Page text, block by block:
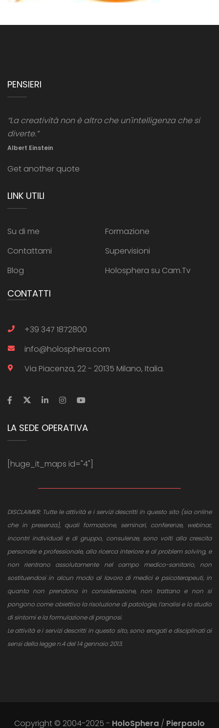
PENSIERI
“La creatività non è altro che un'intelligenza che si
diverte.”
Albert Einstein
Get another quote
LINK UTILI
Su di me
Formazione
Contattami
Supervisioni
Blog
Holosphera su Cam.Tv
CONTATTI
+39 347 1872800
info@holosphera.com
Via Piacenza, 22 - 20135 Milano, Italia.
LA SEDE OPERATIVA
[huge_it_maps id="4"]
DISCLAIMER: Tutte le attività e i servizi descritti in questo sito (sia online
che in presenza), quali formazione, seminari, conferenze, webinar,
incontri individuali e di gruppo, consulenze, sono volti alla crescita
personale e professionale, alla ricerca interiore e al problem solving, e
non rientrano assolutamente nel campo medico-sanitario, non
sostituendosi in alcun modo al lavoro di medici e psicoterapeuti, in
quanto non prendono in considerazione, non trattano e non si
pongono come obiettivo la risoluzione di patologie, l’analisi e lo studio
di sintomi e la formulazione di prognosi.
Le attività e i servizi descritti in questo sito, sono erogati e disciplinati ai
sensi della legge n.4 del 14 gennaio 2013.
Copyright © 2004-2025 - HoloSphera / Pierpaolo